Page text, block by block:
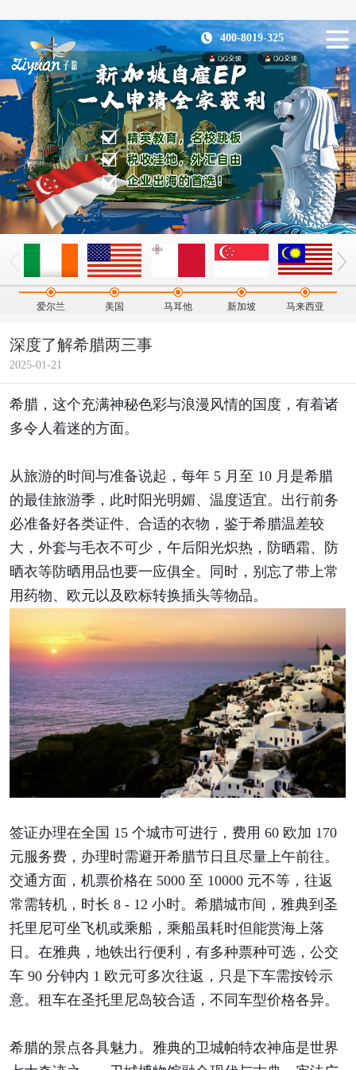
400-8019-325
爱尔兰 美国 马耳他 新加坡 马来西亚
深度了解希腊两三事
2025-01-21
希腊，这个充满神秘色彩与浪漫风情的国度，有着诸
多令人着迷的方面。
从旅游的时间与准备说起，每年 5 月至 10 月是希腊
的最佳旅游季，此时阳光明媚、温度适宜。出行前务
必准备好各类证件、合适的衣物，鉴于希腊温差较
大，外套与毛衣不可少，午后阳光炽热，防晒霜、防
晒衣等防晒用品也要一应俱全。同时，别忘了带上常
用药物、欧元以及欧标转换插头等物品。
签证办理在全国 15 个城市可进行，费用 60 欧加 170
元服务费，办理时需避开希腊节日且尽量上午前往。
交通方面，机票价格在 5000 至 10000 元不等，往返
常需转机，时长 8 - 12 小时。希腊城市间，雅典到圣
托里尼可坐飞机或乘船，乘船虽耗时但能赏海上落
日。在雅典，地铁出行便利，有多种票种可选，公交
车 90 分钟内 1 欧元可多次往返，只是下车需按铃示
意。租车在圣托里尼岛较合适，不同车型价格各异。
希腊的景点各具魅力。雅典的卫城帕特农神庙是世界